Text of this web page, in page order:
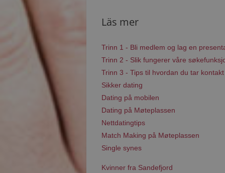
Läs mer
Trinn 1 - Bli medlem og lag en
Trinn 2 - Slik fungerer våre
Trinn 3 - Tips til hvordan du tar kontakt
Sikker dating
Dating på mobilen
Dating på Møteplassen
Nettdatingtips
Match Making på Møteplassen
Single synes
Kvinner fra Sandefjord